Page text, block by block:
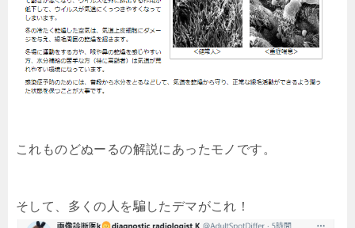
これものどぬーるの解説にあったモノです。
そして、多くの人を騙したデマがこれ！